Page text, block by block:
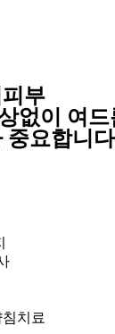
부
없이 여
중요합니
치료